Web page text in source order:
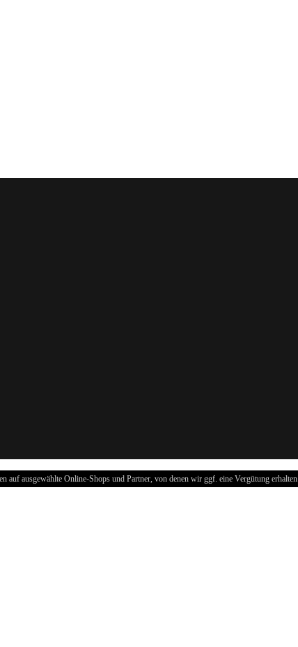
auf ausgewählte Online-Shops und Partner, von denen wir ggf. eine Vergütung erhalten.